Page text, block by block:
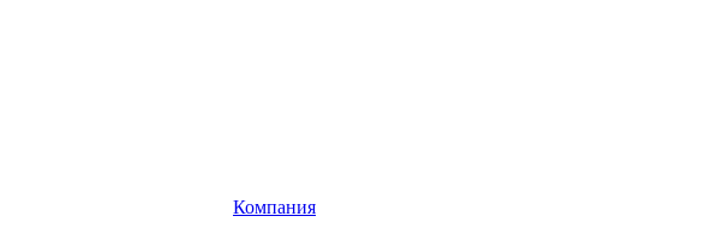
Компания